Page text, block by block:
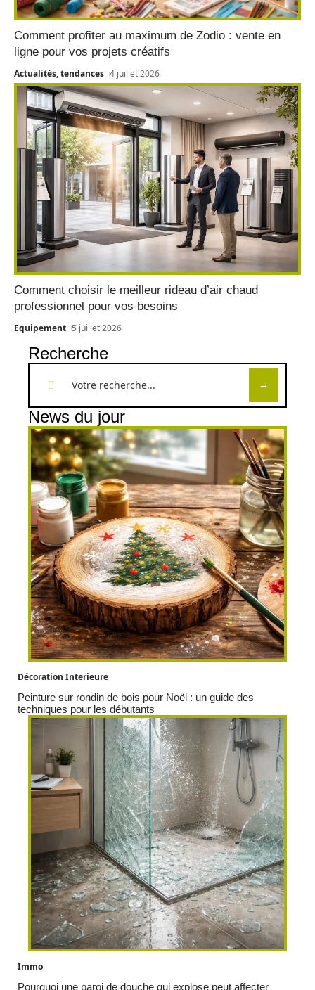
Comment profiter au maximum de Zodio : vente en
ligne pour vos projets créatifs
Actualités, tendances 4 juillet 2026
Comment choisir le meilleur rideau d’air chaud
professionnel pour vos besoins
Equipement 5 juillet 2026
Recherche
News du jour
Décoration Interieure
Peinture sur rondin de bois pour Noël : un guide des
techniques pour les débutants
Immo
Pourquoi une paroi de douche qui explose peut affecter